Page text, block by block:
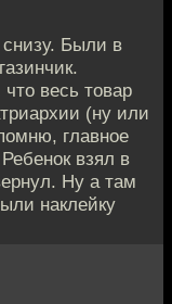
Были в
весь товар
(ну или
главное
взял в
Ну а там
наклейку